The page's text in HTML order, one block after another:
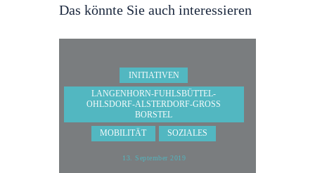
Das könnte Sie auch interessieren
INITIATIVEN
LANGENHORN-FUHLSBÜTTEL-
OHLSDORF-ALSTERDORF-GROSS B
ORSTEL
MOBILITÄT
SOZIALES
13. September 2019